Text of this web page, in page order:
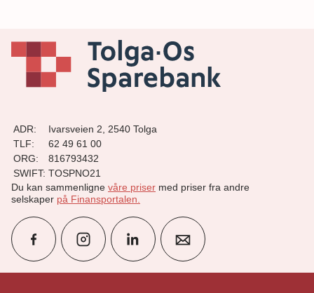
ADR:
Ivarsveien 2, 2540 Tolga
TLF:
62 49 61 00
ORG:
816793432
SWIFT: TOSPNO21
Du kan sammenligne våre priser med priser fra andre
selskaper på Finansportalen.